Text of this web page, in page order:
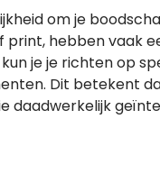
om je
hebben vaak
je je richten op
Dit betekent
daadwerkelijk